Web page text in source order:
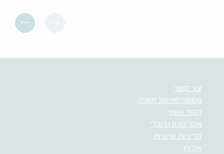
צור קשר
מסמכי ממשל תאגיד
הקוד האתי
אתר טבע גלובלי
מדיניות פרטיות
אודות